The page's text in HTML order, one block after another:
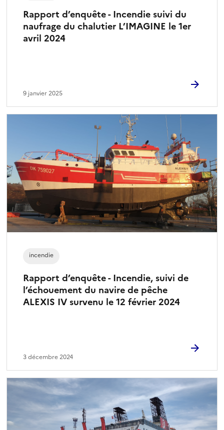
Rapport d’enquête - Incendie suivi du
naufrage du chalutier L’IMAGINE le 1er
avril 2024
9 janvier 2025
Rapport d’enquête - Incendie, suivi de
l’échouement du navire de pêche
ALEXIS IV survenu le 12 février 2024
incendie
3 décembre 2024